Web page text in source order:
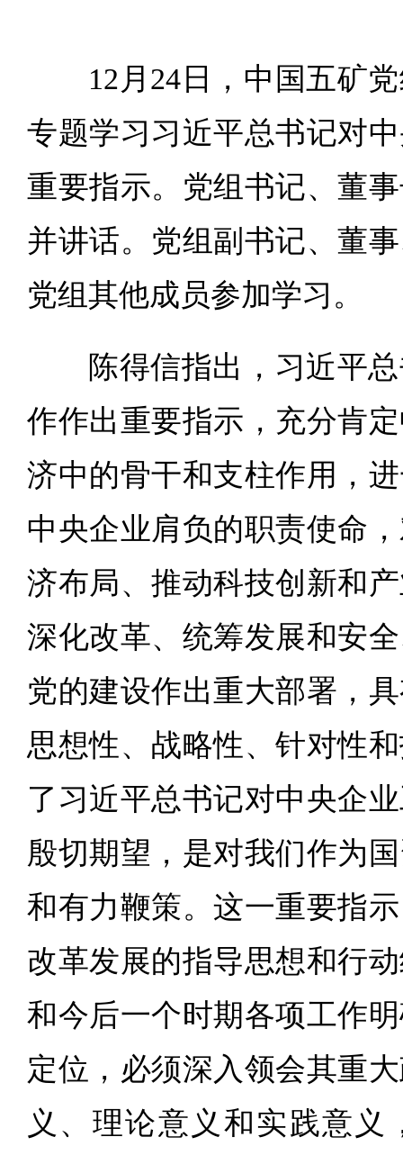
12月24日，中国五矿
专题学习习近平总书记对
重要指示。党组书记、董
并讲话。党组副书记、董
党组其他成员参加学习。
陈得信指出，习近平
作作出重要指示，充分肯
济中的骨干和支柱作用，
中央企业肩负的职责使命
济布局、推动科技创新和
深化改革、统筹发展和安
党的建设作出重大部署，
思想性、战略性、针对性
了习近平总书记对中央企
殷切期望，是对我们作为
和有力鞭策。这一重要指
改革发展的指导思想和行
和今后一个时期各项工作
定位，必须深入领会其重
义、理论意义和实践意义